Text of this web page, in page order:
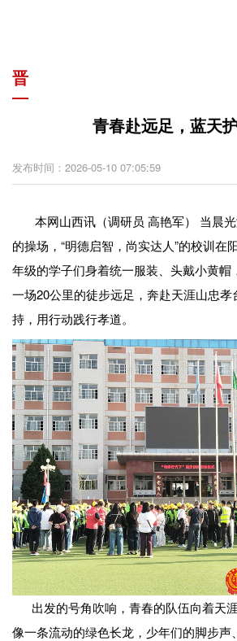
晋
青春赴远足，蓝天
发布时间：2026-05-10 07:05:59
本网山西讯（调研员 高艳军） 当晨光
的操场，“明德启智，尚实达人”的校训在
年级的学子们身着统一服装、头戴小黄帽
一场20公里的徒步远足，奔赴天涯山忠孝
持，用行动践行孝道。
出发的号角吹响，青春的队伍向着天
像一条流动的绿色长龙，少年们的脚步声